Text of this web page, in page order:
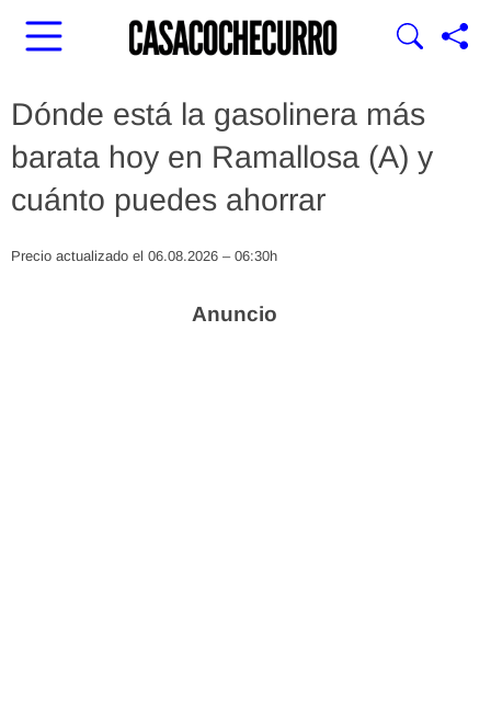
Dónde está la gasolinera más
barata hoy en Ramallosa (A) y
cuánto puedes ahorrar
Precio actualizado el 06.08.2026 – 06:30h